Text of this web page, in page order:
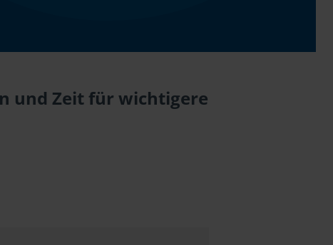
und Zeit für wichtigere